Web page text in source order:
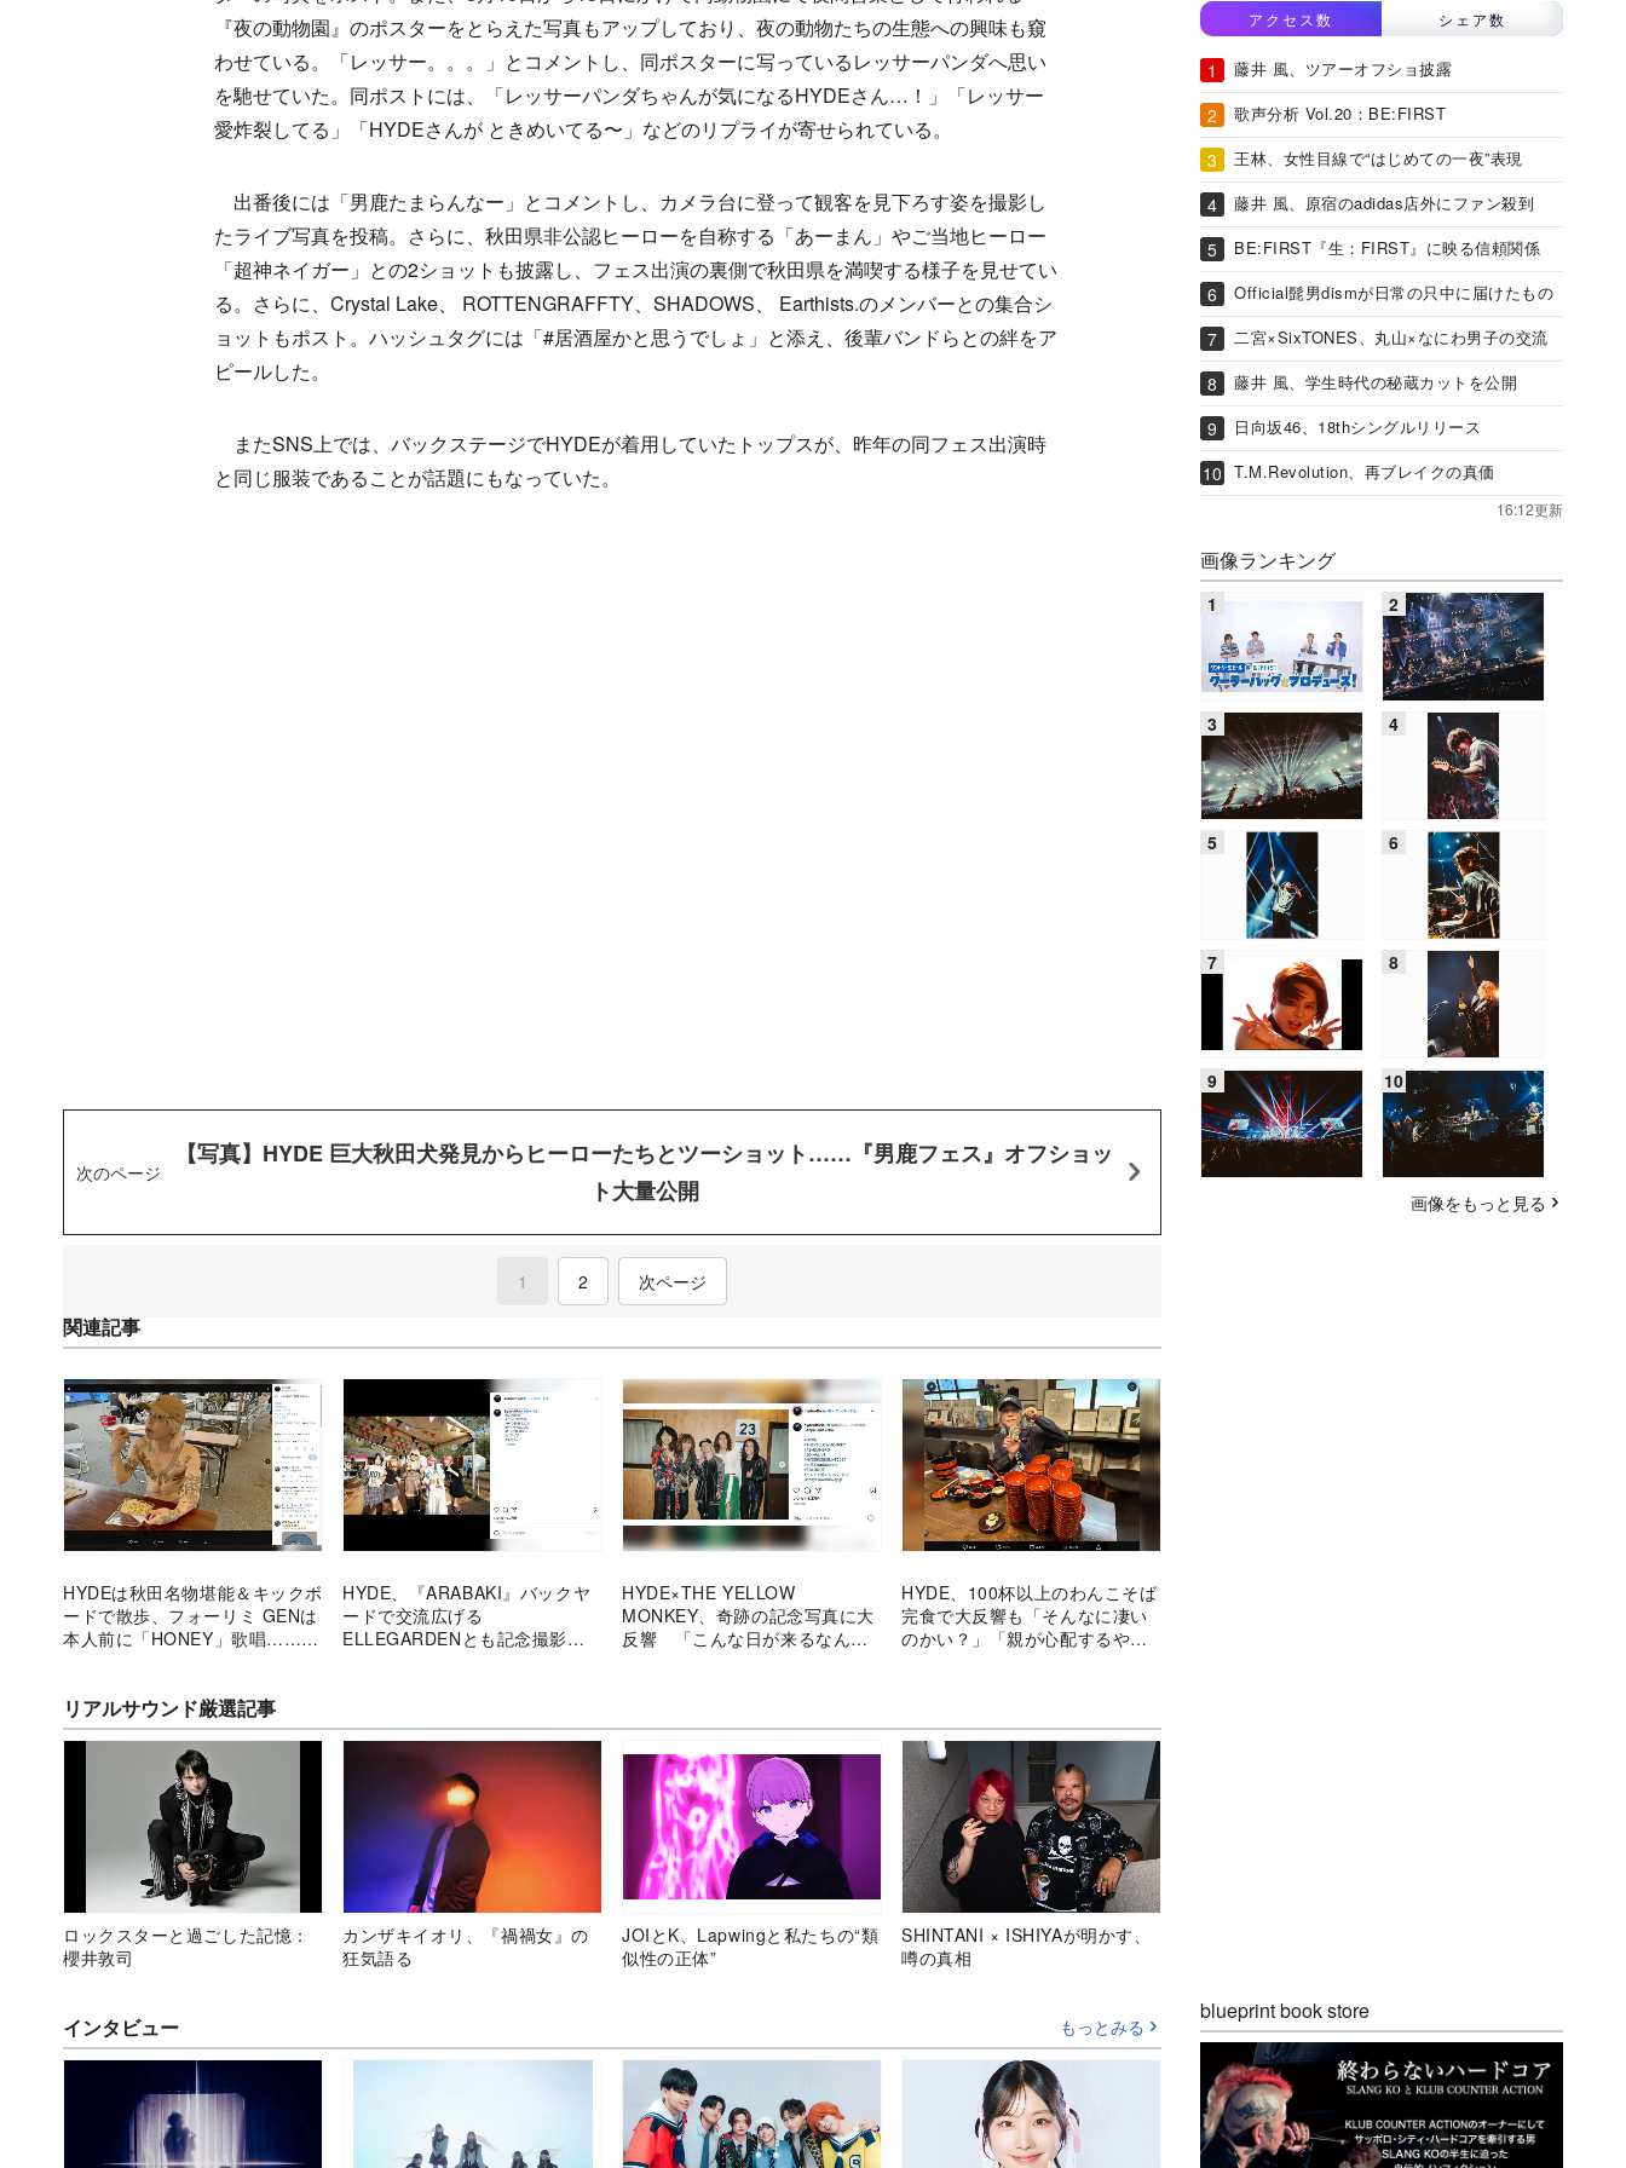
『夜の動物園』のポスターをとらえた写真もアップしており、夜の動物たちの生態への興味も窺
わせている。「レッサー。。。」とコメントし、同ポスターに写っているレッサーパンダへ思い
を馳せていた。同ポストには、「レッサーパンダちゃんが気になるHYDEさん…！」「レッサー
愛炸裂してる」「HYDEさんが ときめいてる〜」などのリプライが寄せられている。
出番後には「男鹿たまらんなー」とコメントし、カメラ台に登って観客を見下ろす姿を撮影し
たライブ写真を投稿。さらに、秋田県非公認ヒーローを自称する「あーまん」やご当地ヒーロー
「超神ネイガー」との2ショットも披露し、フェス出演の裏側で秋田県を満喫する様子を見せてい
る。さらに、Crystal Lake、 ROTTENGRAFFTY、SHADOWS、 Earthists.のメンバーとの集合シ
ョットもポスト。ハッシュタグには「#居酒屋かと思うでしょ」と添え、後輩バンドらとの絆をア
ピールした。
またSNS上では、バックステージでHYDEが着用していたトップスが、昨年の同フェス出演時
と同じ服装であることが話題にもなっていた。
次のページ
【写真】HYDE 巨大秋田犬発見からヒーローたちとツーショット……『男鹿フェス』オフショッ
ト大量公開
1 (current)
2 次ページ
関連記事
HYDEは秋田名物堪能＆キックボ
ードで散歩、フォーリミ GENは
本人前に「HONEY」歌唱……
HYDE、『ARABAKI』バックヤ
ードで交流広げる
ELLEGARDENとも記念撮影
HYDE×THE YELLOW
MONKEY、奇跡の記念写真に大
反響 「こんな日が来るなん
HYDE、100杯以上のわんこそば
完食で大反響も「そんなに凄い
のかい？」「親が心配するや
リアルサウンド厳選記事
ロックスターと過ごした記憶：
櫻井敦司
カンザキイオリ、『禍禍女』の
狂気語る
JOIとK、Lapwingと私たちの“類
似性の正体”
SHINTANI × ISHIYAが明かす、
噂の真相
インタビュー もっとみる
アクセス数 シェア数
藤井 風、ツアーオフショ披露
歌声分析 Vol.20：BE:FIRST
王林、女性目線で“はじめての一夜”表現
藤井 風、原宿のadidas店外にファン殺到
BE:FIRST『生：FIRST』に映る信頼関係
Official髭男dismが日常の只中に届けたもの
二宮×SixTONES、丸山×なにわ男子の交流
藤井 風、学生時代の秘蔵カットを公開
日向坂46、18thシングルリリース
T.M.Revolution、再ブレイクの真価
16:12更新
画像ランキング
画像をもっと見る
blueprint book store